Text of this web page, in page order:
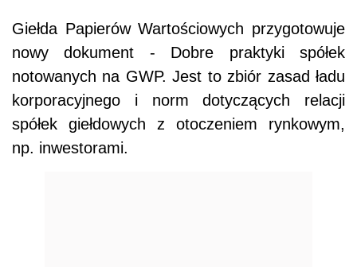
Giełda Papierów Wartościowych przygotowuje
nowy dokument - Dobre praktyki spółek
notowanych na GWP. Jest to zbiór zasad ładu
korporacyjnego i norm dotyczących relacji
spółek giełdowych z otoczeniem rynkowym,
np. inwestorami.